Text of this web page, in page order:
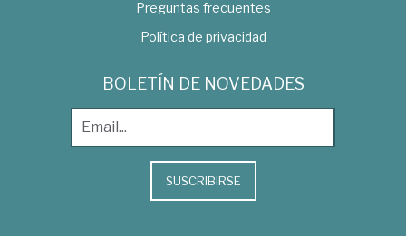
Preguntas frecuentes
Política de privacidad
BOLETÍN DE NOVEDADES
SUSCRIBIRSE